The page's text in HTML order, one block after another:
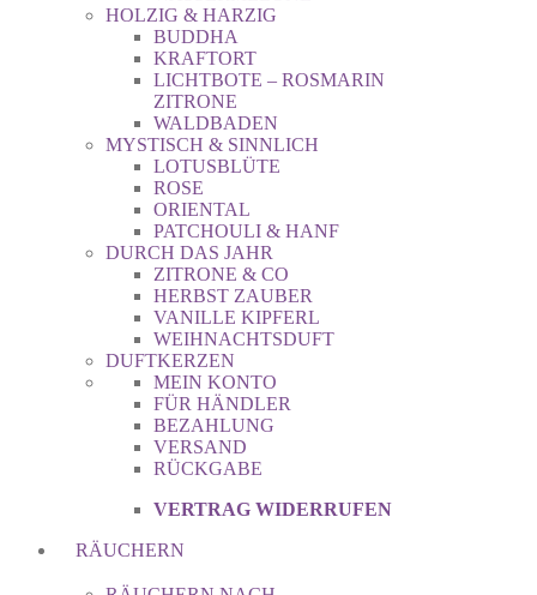
HOLZIG & HARZIG
BUDDHA
KRAFTORT
LICHTBOTE – ROSMARIN
ZITRONE
WALDBADEN
MYSTISCH & SINNLICH
LOTUSBLÜTE
ROSE
ORIENTAL
PATCHOULI & HANF
DURCH DAS JAHR
ZITRONE & CO
HERBST ZAUBER
VANILLE KIPFERL
WEIHNACHTSDUFT
DUFTKERZEN
MEIN KONTO
FÜR HÄNDLER
BEZAHLUNG
VERSAND
RÜCKGABE
VERTRAG WIDERRUFEN
RÄUCHERN